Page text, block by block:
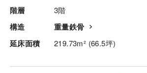
階層 3階
構造
重量鉄骨
延床面積
219.73m² (66.5坪)